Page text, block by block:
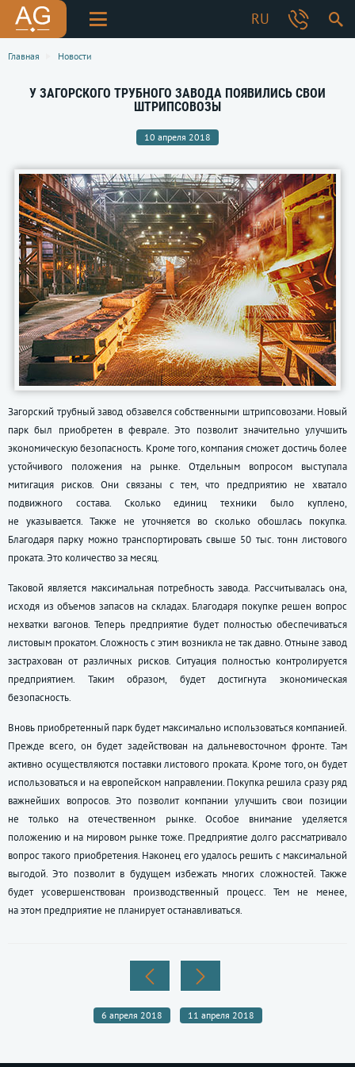
RU
Главная Новости
У ЗАГОРСКОГО ТРУБНОГО ЗАВОДА ПОЯВИЛИСЬ СВОИ
ШТРИПСОВОЗЫ
10 апреля 2018
Загорский трубный завод обзавелся собственными штрипсовозами. Новый
парк был приобретен в феврале. Это позволит значительно улучшить
экономическую безопасность. Кроме того, компания сможет достичь более
устойчивого положения на рынке. Отдельным вопросом выступала
митигация рисков. Они связаны с тем, что предприятию не хватало
подвижного состава. Сколько единиц техники было куплено,
не указывается. Также не уточняется во сколько обошлась покупка.
Благодаря парку можно транспортировать свыше 50 тыс. тонн листового
проката. Это количество за месяц.
Таковой является максимальная потребность завода. Рассчитывалась она,
исходя из объемов запасов на складах. Благодаря покупке решен вопрос
нехватки вагонов. Теперь предприятие будет полностью обеспечиваться
листовым прокатом. Сложность с этим возникла не так давно. Отныне завод
застрахован от различных рисков. Ситуация полностью контролируется
предприятием. Таким образом, будет достигнута экономическая
безопасность.
Вновь приобретенный парк будет максимально использоваться компанией.
Прежде всего, он будет задействован на дальневосточном фронте. Там
активно осуществляются поставки листового проката. Кроме того, он будет
использоваться и на европейском направлении. Покупка решила сразу ряд
важнейших вопросов. Это позволит компании улучшить свои позиции
не только на отечественном рынке. Особое внимание уделяется
положению и на мировом рынке тоже. Предприятие долго рассматривало
вопрос такого приобретения. Наконец его удалось решить с максимальной
выгодой. Это позволит в будущем избежать многих сложностей. Также
будет усовершенствован производственный процесс. Тем не менее,
на этом предприятие не планирует останавливаться.
6 апреля 2018 11 апреля 2018